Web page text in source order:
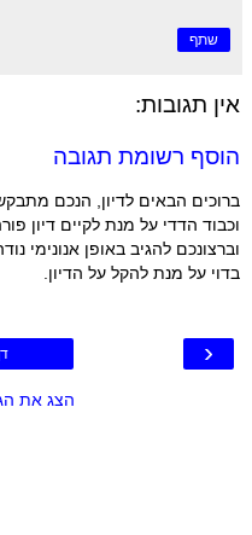
שתף
אין תגובות:
הוסף רשומת תגובה
ברוכים הבאים לדיון, הנכם
וכבוד הדדי על מנת לקיים דיון
וברצונכם להגיב באופן אנונימי
בדוי על מנת להקל על הדיון.
‹
הצג את